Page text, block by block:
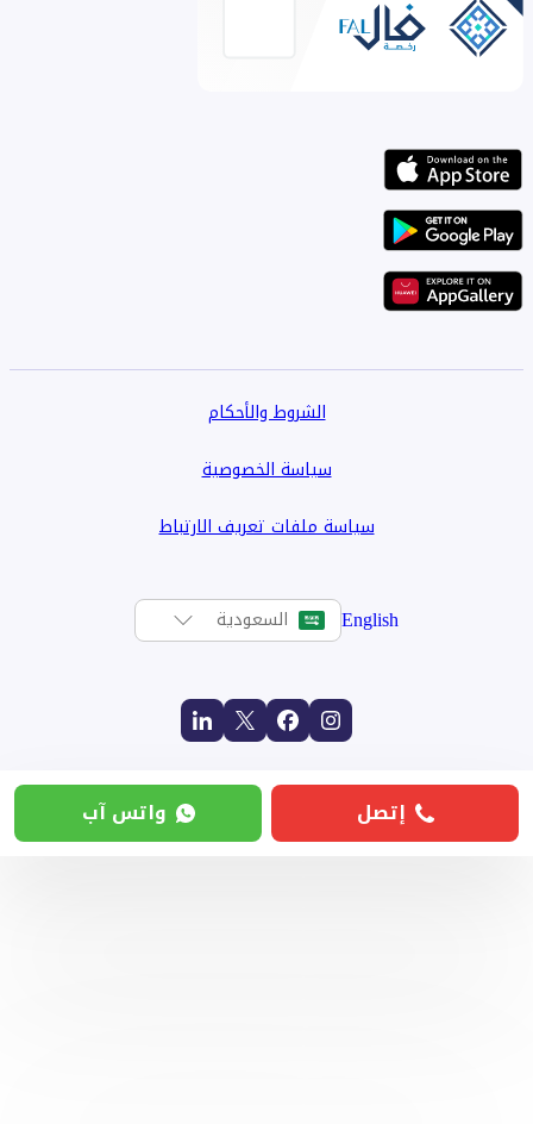
الشروط والأحكام
سياسة الخصوصية
سياسة ملفات تعريف الارتباط
English السعودية
إتصل واتس آب